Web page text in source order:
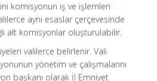
komisyonun iş ve işlemleri
aynı esaslar çerçevesinde
alt komisyonlar oluşturulabilir.
valilerce belirlenir. Vali
yönetim ve çalışmalarını
başkanı olarak İl Emniyet